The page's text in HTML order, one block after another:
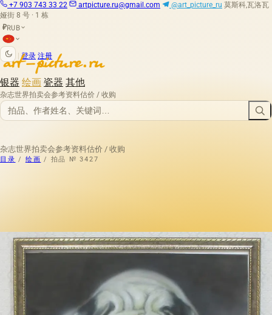
+7 903 743 33 22 artpicture.ru@gmail.com @art_picture_ru 莫斯科,瓦洛瓦
娅街 8 号 · 1 栋
₽RUB
登录 注册
银器 绘画 瓷器 其他
杂志世界拍卖会参考资料估价 / 收购
杂志世界拍卖会参考资料估价 / 收购
目录 / 绘画 / 拍品 № 3427